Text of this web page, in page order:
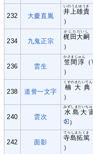
232 大慶直胤
井上雄貴
いのうえゆうき
）
234 九鬼正宗
梶田大嗣
かじただいし
）
236 雲生
笠間淳
かさまじゅん
（
）
238 道誉一文字
楠大典
くすのきたいてん
）
240 雲次
水島大
みずしまだいちゅ
）
242 面影
寺島拓篤
てらしまたくま
）